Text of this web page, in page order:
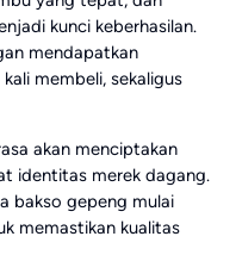
kunci keberhasilan.
mendapatkan
membeli, sekaligus
akan menciptakan
identitas merek dagang.
bakso gepeng mulai
memastikan kualitas